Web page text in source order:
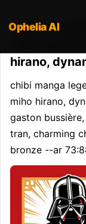
Opheliaai 提
hirano,
chibi manga
miho hirano,
gaston
tran, charming
bronze --ar
Ophelia AI